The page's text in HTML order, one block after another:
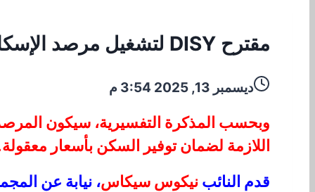
مقترح DISY لتشغيل مرصد الإسكان الميسور التكلفة
ديسمبر 13, 2025 3:54 م
وبحسب المذكرة التفسيرية، سيكون
اللازمة لضمان توفير السكن بأسعار
قدم النائب نيكوس سيكاس